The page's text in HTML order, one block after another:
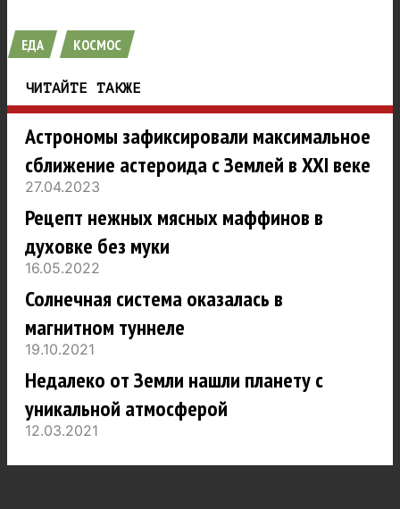
ЕДА КОСМОС
ЧИТАЙТЕ ТАКЖЕ
Астрономы зафиксировали максимальное
сближение астероида с Землей в XXI веке
27.04.2023
Рецепт нежных мясных маффинов в
духовке без муки
16.05.2022
Солнечная система оказалась в
магнитном туннеле
19.10.2021
Недалеко от Земли нашли планету с
уникальной атмосферой
12.03.2021